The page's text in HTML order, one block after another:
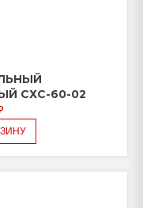
СХС-60-02